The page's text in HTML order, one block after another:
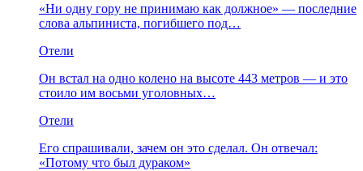
«Ни одну гору не принимаю как должное» — последние
слова альпиниста, погибшего под…
Отели
Он встал на одно колено на высоте 443 метров — и это
стоило им восьми уголовных…
Отели
Его спрашивали, зачем он это сделал. Он отвечал:
«Потому что был дураком»